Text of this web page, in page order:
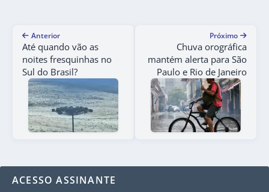
Anterior
Até quando vão as
noites fresquinhas no
Sul do Brasil?
Próximo
Chuva orográfica
mantém alerta para São
Paulo e Rio de Janeiro
ACESSO ASSINANTE